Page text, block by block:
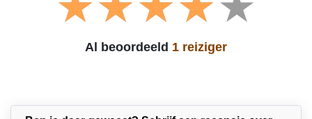
Al beoordeeld 1 reiziger